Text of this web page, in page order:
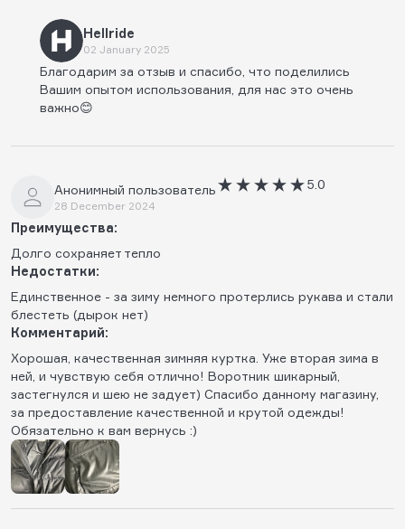
Hellride
02 January 2025
Благодарим за отзыв и спасибо, что поделились
Вашим опытом использования, для нас это очень
важно😊
Анонимный пользователь
28 December 2024
5.0
Преимущества:
Долго сохраняет тепло
Недостатки:
Единственное - за зиму немного протерлись рукава и стали
блестеть (дырок нет)
Комментарий:
Хорошая, качественная зимняя куртка. Уже вторая зима в
ней, и чувствую себя отлично! Воротник шикарный,
застегнулся и шею не задует) Спасибо данному магазину,
за предоставление качественной и крутой одежды!
Обязательно к вам вернусь :)